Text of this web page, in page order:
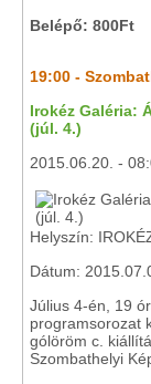
Belépő: 800Ft
19:00 -
Irokéz Galéria:
(júl. 4.)
2015.06.20. -
Helyszín:
Dátum:
Július 4-én, 19
programsorozat
gólöröm c.
Szombathelyi